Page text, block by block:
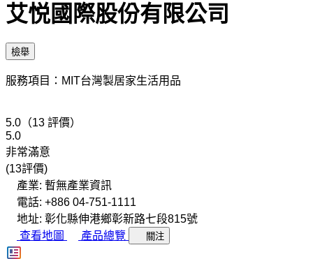
艾悦國際股份有限公司
檢舉
服務項目：MIT台灣製居家生活用品
5.0（13 評價）
5.0
非常滿意
(13評價)
產業: 暫無產業資訊
電話: +886 04-751-1111
地址: 彰化縣伸港鄉彰新路七段815號
查看地圖
產品總覽 關注